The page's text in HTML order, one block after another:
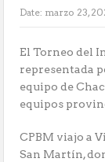
Date: marzo 23,
El Torneo del
representada
equipo de
equipos
CPBM viajo a
San Martín,